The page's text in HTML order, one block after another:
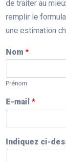
de traiter au
remplir le
une estimation
Nom *
Prénom
E-mail *
Indiquez ci-